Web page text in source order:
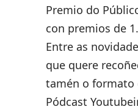
Premio do
con premios de
Entre as
que quere
tamén o formato
Pódcast